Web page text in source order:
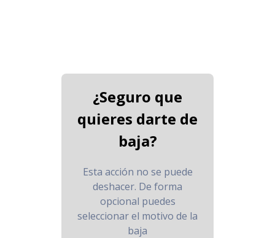
¿Seguro que
quieres darte de
baja?
Esta acción no se puede
deshacer. De forma
opcional puedes
seleccionar el motivo de la
baja